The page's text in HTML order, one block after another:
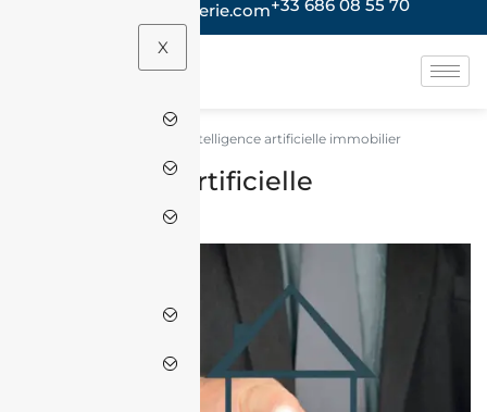
contact@jacheteenalgerie.com+33 686 08 55 70
X
intelligence artificielle immobilier
intelligence artificielle